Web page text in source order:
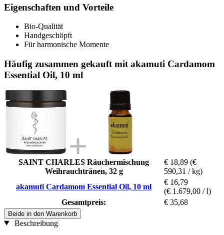
Eigenschaften und Vorteile
Bio-Qualität
Handgeschöpft
Für harmonische Momente
Häufig zusammen gekauft mit akamuti Cardamom
Essential Oil, 10 ml
SAINT CHARLES Räuchermischung
Weihrauchtränen, 32 g
€ 18,89 (€
590,31 / kg)
akamuti Cardamom Essential Oil, 10 ml
€ 16,79
(€ 1.679,00 / l)
Gesamtpreis:
€ 35,68
Beide in den Warenkorb
Beschreibung